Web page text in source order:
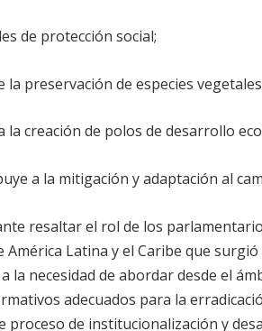
de protección social;
la preservación de especies
la creación de polos de desarrollo
a la mitigación y adaptación al
resaltar el rol de los
América Latina y el Caribe que
la necesidad de abordar desde el
adecuados para la
proceso de institucionalización y